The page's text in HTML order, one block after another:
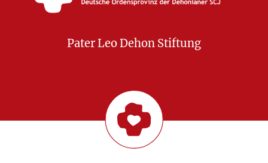
Pater Leo Dehon Stiftung